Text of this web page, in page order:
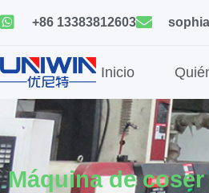
al
+86 13383812603
Inicio
Máquina de